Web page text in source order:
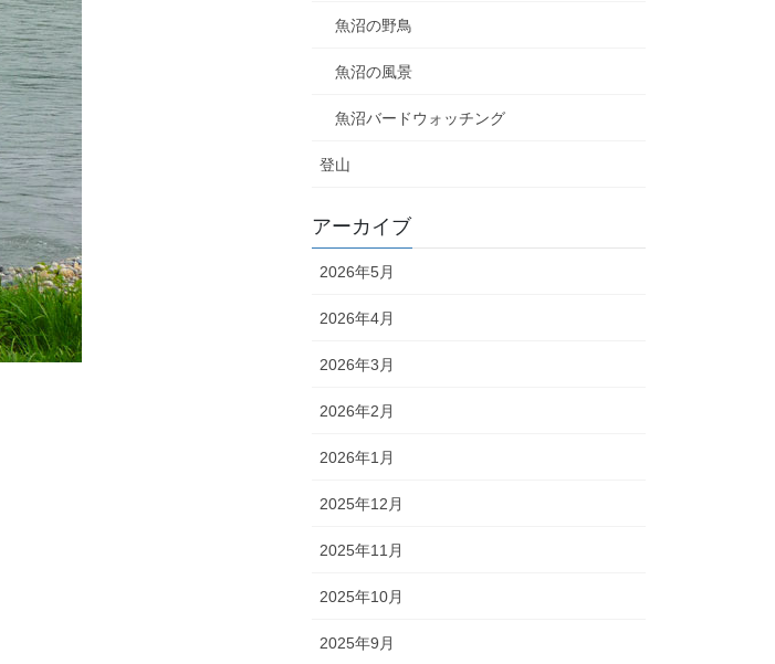
魚沼の野鳥
魚沼の風景
魚沼バードウォッチング
登山
アーカイブ
2026年5月
2026年4月
2026年3月
2026年2月
2026年1月
2025年12月
2025年11月
2025年10月
2025年9月